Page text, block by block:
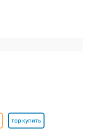
тор купить